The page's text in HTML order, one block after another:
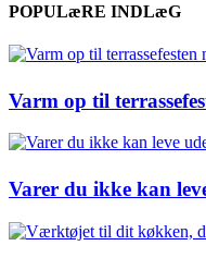
POPULæRE INDLæG
Varm op til
Varer du ikke kan